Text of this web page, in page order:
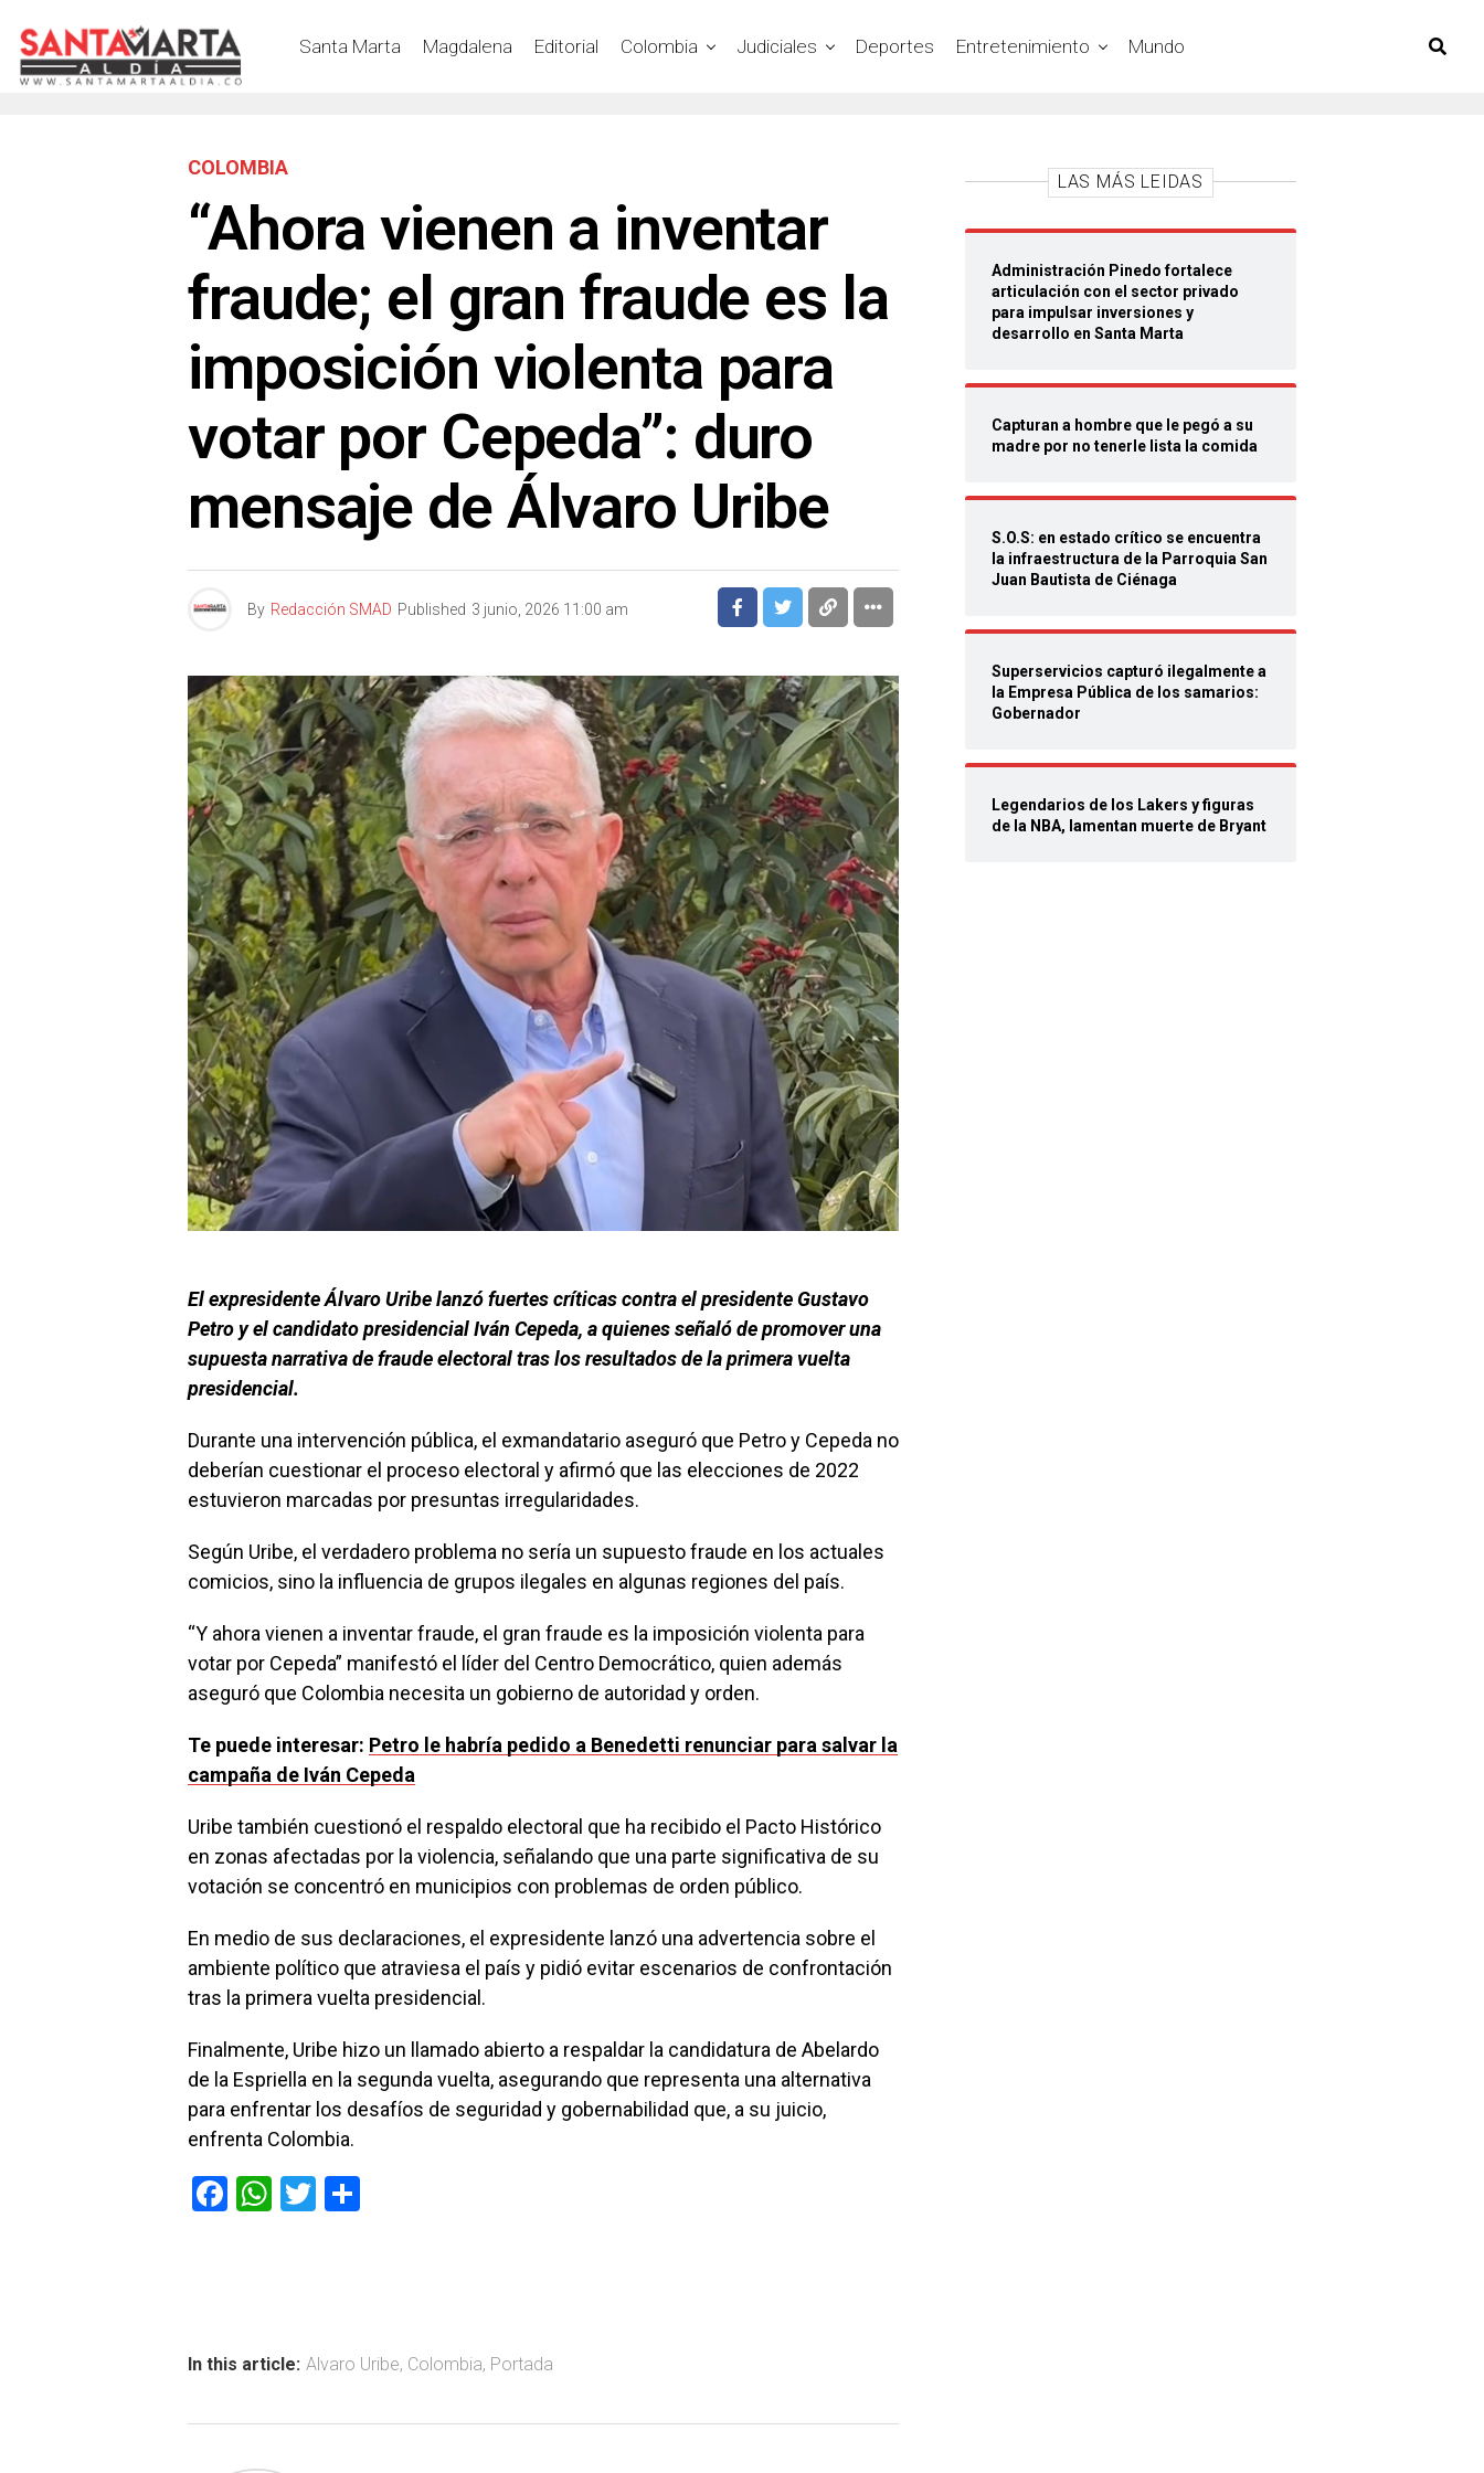
Santa Marta Magdalena Editorial Colombia Judiciales Deportes Entretenimiento Mundo
COLOMBIA
“Ahora vienen a inventar
fraude; el gran fraude es la
imposición violenta para
votar por Cepeda”: duro
mensaje de Álvaro Uribe
By Redacción SMAD Published 3 junio, 2026 11:00 am
El expresidente Álvaro Uribe lanzó fuertes críticas contra el presidente Gustavo
Petro y el candidato presidencial Iván Cepeda, a quienes señaló de promover una
supuesta narrativa de fraude electoral tras los resultados de la primera vuelta
presidencial.
Durante una intervención pública, el exmandatario aseguró que Petro y Cepeda no
deberían cuestionar el proceso electoral y afirmó que las elecciones de 2022
estuvieron marcadas por presuntas irregularidades.
Según Uribe, el verdadero problema no sería un supuesto fraude en los actuales
comicios, sino la influencia de grupos ilegales en algunas regiones del país.
“Y ahora vienen a inventar fraude, el gran fraude es la imposición violenta para
votar por Cepeda” manifestó el líder del Centro Democrático, quien además
aseguró que Colombia necesita un gobierno de autoridad y orden.
Te puede interesar: Petro le habría pedido a Benedetti renunciar para salvar la
campaña de Iván Cepeda
Uribe también cuestionó el respaldo electoral que ha recibido el Pacto Histórico
en zonas afectadas por la violencia, señalando que una parte significativa de su
votación se concentró en municipios con problemas de orden público.
En medio de sus declaraciones, el expresidente lanzó una advertencia sobre el
ambiente político que atraviesa el país y pidió evitar escenarios de confrontación
tras la primera vuelta presidencial.
Finalmente, Uribe hizo un llamado abierto a respaldar la candidatura de Abelardo
de la Espriella en la segunda vuelta, asegurando que representa una alternativa
para enfrentar los desafíos de seguridad y gobernabilidad que, a su juicio,
enfrenta Colombia.
F
ok
W
p
T
tir
In this article: Alvaro Uribe, Colombia, Portada
LAS MÁS LEIDAS
Administración Pinedo fortalece
articulación con el sector privado
para impulsar inversiones y
desarrollo en Santa Marta
Capturan a hombre que le pegó a su
madre por no tenerle lista la comida
S.O.S: en estado crítico se encuentra
la infraestructura de la Parroquia San
Juan Bautista de Ciénaga
Superservicios capturó ilegalmente a
la Empresa Pública de los samarios:
Gobernador
Legendarios de los Lakers y figuras
de la NBA, lamentan muerte de Bryant